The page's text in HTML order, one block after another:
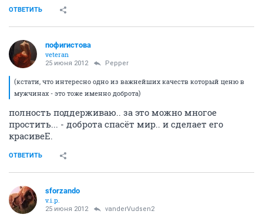
ОТВЕТИТЬ
пофигистова
veteran
25 июня 2012 Pepper
(кстати, что интересно одно из важнейших качеств который ценю в
мужчинах - это тоже именно доброта)
полность поддерживаю.. за это можно многое
простить... - доброта спасёт мир.. и сделает его
красивеЕ.
ОТВЕТИТЬ
sforzando
v.i.p.
25 июня 2012 vanderVudsen2